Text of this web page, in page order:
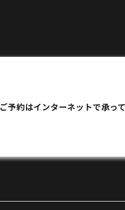
ご予約はインターネットで承っ